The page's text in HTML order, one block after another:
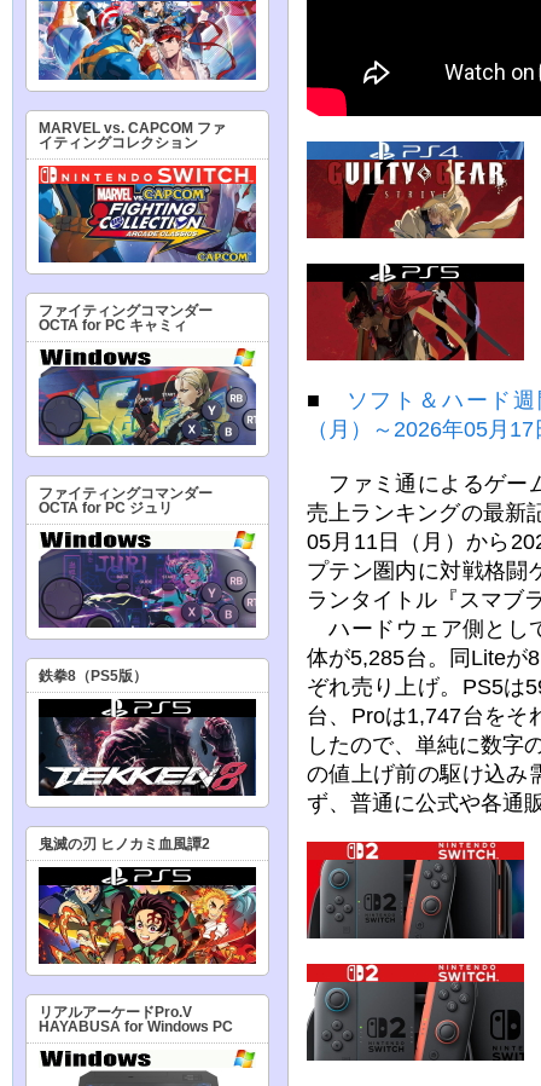
■
ソフト＆ハード
（月）～2026年05月
ファミ通によるゲー
売上ランキングの最新
05月11日（月）から
プテン圏内に対戦格闘
ランタイトル『スマブ
ハードウェア側とし
体が5,285台。同Liteが
ぞれ売り上げ。PS5は
台、Proは1,747台をそ
したので、単純に数字
の値上げ前の駆け込み
ず、普通に公式や各通
MARVEL vs. CAPCOM ファ
イティングコレクション
ファイティングコマンダー
OCTA for PC キャミィ
ファイティングコマンダー
OCTA for PC ジュリ
鉄拳8（PS5版）
鬼滅の刃 ヒノカミ血風譚2
リアルアーケードPro.V
HAYABUSA for Windows PC